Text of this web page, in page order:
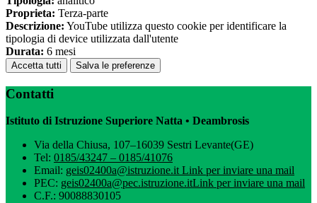
Proprieta: Terza-parte
Descrizione: YouTube utilizza questo cookie per identificare la
tipologia di device utilizzata dall'utente
Durata: 6 mesi
Accetta tutti Salva le preferenze
Contatti
Istituto di Istruzione Superiore Natta • Deambrosis
Via della Chiusa, 107–16039 Sestri Levante(GE)
Tel: 0185/43247 – 0185/41076
Email: geis02400a@istruzione.itLink per inviare una mail
PEC: geis02400a@pec.istruzione.itLink per inviare una mail
C.F.: 90088830105